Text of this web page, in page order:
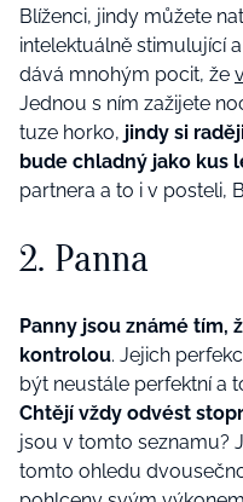
Blíženci, jindy můžete
intelektuálně stimulující
dává mnohým pocit, že
Jednou s ním zažijete
tuze horko, jindy si
bude chladný jako kus
partnera a to i v posteli,
2. Panna
Panny jsou známé tím,
kontrolou. Jejich
být neustále perfektní a
Chtějí vždy odvést
jsou v tomto seznamu?
tomto ohledu